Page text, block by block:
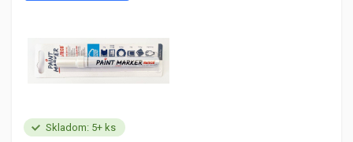
Skladom: 5+ ks